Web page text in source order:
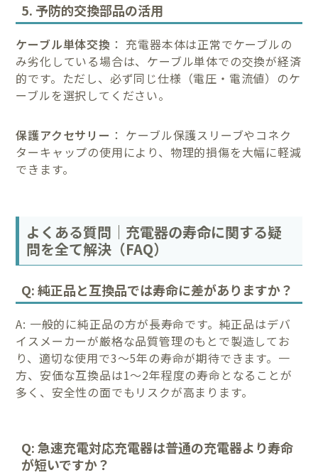
5. 予防的交換部品の活用
ケーブル単体交換 ： 充電器本体は正常でケーブルの
み劣化している場合は、ケーブル単体での交換が経済
的です。ただし、必ず同じ仕様（電圧・電流値）のケ
ーブルを選択してください。
保護アクセサリー ： ケーブル保護スリーブやコネク
ターキャップの使用により、物理的損傷を大幅に軽減
できます。
よくある質問｜充電器の寿命に関する疑
問を全て解決（FAQ）
Q: 純正品と互換品では寿命に差がありますか？
A: 一般的に純正品の方が長寿命です。純正品はデバ
イスメーカーが厳格な品質管理のもとで製造してお
り、適切な使用で3～5年の寿命が期待できます。一
方、安価な互換品は1～2年程度の寿命となることが
多く、安全性の面でもリスクが高まります。
Q: 急速充電対応充電器は普通の充電器より寿命
が短いですか？